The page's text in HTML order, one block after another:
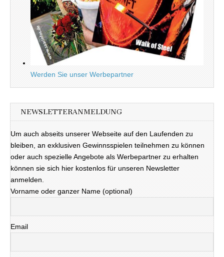
Werden Sie unser Werbepartner
NEWSLETTERANMELDUNG
Um auch abseits unserer Webseite auf den Laufenden zu
bleiben, an exklusiven Gewinnsspielen teilnehmen zu können
oder auch spezielle Angebote als Werbepartner zu erhalten
können sie sich hier kostenlos für unseren Newsletter
anmelden.
Vorname oder ganzer Name (optional)
Email